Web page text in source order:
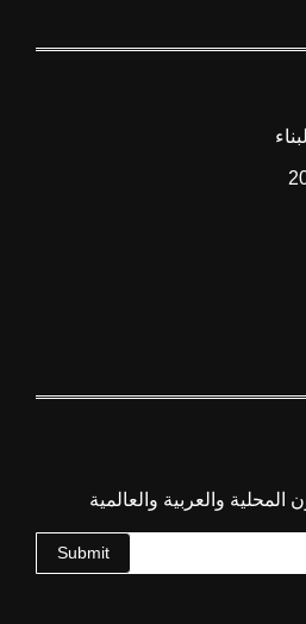
والعربية والعالمية
Submit